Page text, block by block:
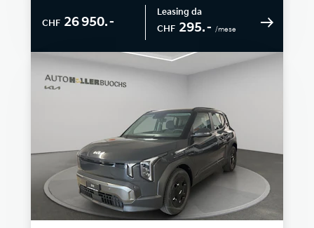
CHF 26 950.–
Leasing da
CHF 295.– /mese